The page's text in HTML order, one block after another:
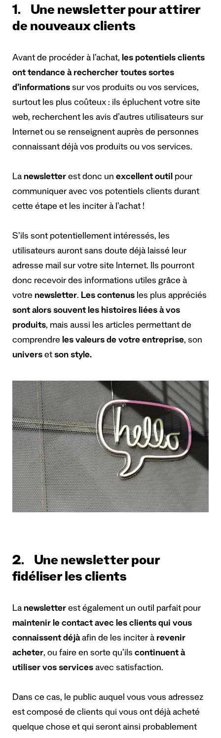
1. Une newsletter pour attirer
de nouveaux clients
Avant de procéder à l’achat, les potentiels clients
ont tendance à rechercher toutes sortes
d’informations sur vos produits ou vos services,
surtout les plus coûteux : ils épluchent votre site
web, recherchent les avis d’autres utilisateurs sur
Internet ou se renseignent auprès de personnes
connaissant déjà vos produits ou vos services.
La newsletter est donc un excellent outil pour
communiquer avec vos potentiels clients durant
cette étape et les inciter à l’achat !
S’ils sont potentiellement intéressés, les
utilisateurs auront sans doute déjà laissé leur
adresse mail sur votre site Internet. Ils pourront
donc recevoir des informations utiles grâce à
votre newsletter. Les contenus les plus appréciés
sont alors souvent les histoires liées à vos
produits, mais aussi les articles permettant de
comprendre les valeurs de votre entreprise, son
univers etson style.
2. Une newsletter pour
fidéliser les clients
La newsletter est également un outil parfait pour
maintenir le contact avec les clients qui vous
connaissent déjàafin de les inciter à revenir
acheter, ou faire en sorte qu’ils continuent à
utiliser vos services avec satisfaction.
Dans ce cas, le public auquel vous vous adressez
est composé de clients qui vous ont déjà acheté
quelque chose et qui seront ainsi probablement